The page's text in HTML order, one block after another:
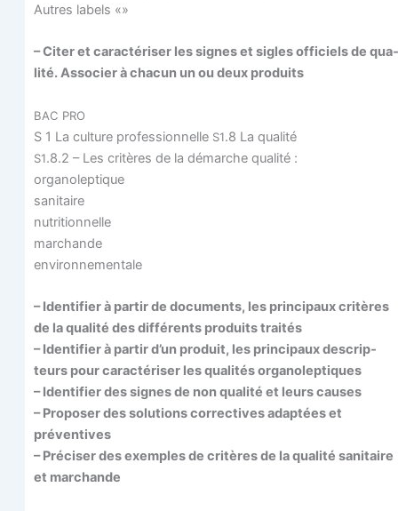
Autres labels «»
– Citer et carac­té­ri­ser les signes et sigles offi­ciels de qua­
li­té. Asso­cier à cha­cun un ou deux produits
BAC PRO
S 1 La culture pro­fes­sion­nelle S1.8 La qualité
S1.8.2 – Les cri­tères de la démarche qualité :
organoleptique
sanitaire
nutritionnelle
marchande
environnementale
– Iden­ti­fier à par­tir de docu­ments, les prin­ci­paux cri­tères
de la qua­li­té des dif­fé­rents pro­duits traités
– Iden­ti­fier à par­tir d’un pro­duit, les prin­ci­paux des­crip­
teurs pour carac­té­ri­ser les qua­li­tés organoleptiques
– Iden­ti­fier des signes de non qua­li­té et leurs causes
– Pro­po­ser des solu­tions cor­rec­tives adap­tées et
préventives
– Pré­ci­ser des exemples de cri­tères de la qua­li­té sani­taire
et marchande